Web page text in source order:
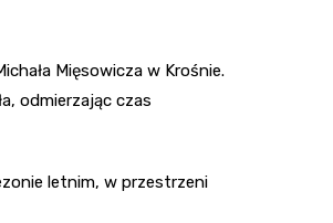
Mięsowicza w Krośnie.
odmierzając czas
letnim, w przestrzeni